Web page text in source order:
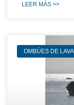
LEER MÁS >>
OMBÚES DE